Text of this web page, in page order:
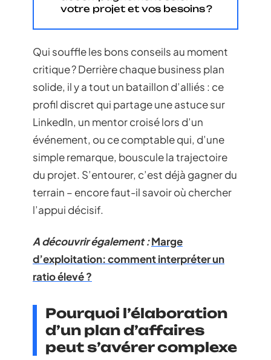
votre projet et vos besoins ?
Qui souffle les bons conseils au moment
critique ? Derrière chaque business plan
solide, il y a tout un bataillon d’alliés : ce
profil discret qui partage une astuce sur
LinkedIn, un mentor croisé lors d’un
événement, ou ce comptable qui, d’une
simple remarque, bouscule la trajectoire
du projet. S’entourer, c’est déjà gagner du
terrain – encore faut-il savoir où chercher
l’appui décisif.
A découvrir également :Marge
d’exploitation: comment interpréter un
ratio élevé ?
Pourquoi l’élaboration
d’un plan d’affaires
peut s’avérer complexe